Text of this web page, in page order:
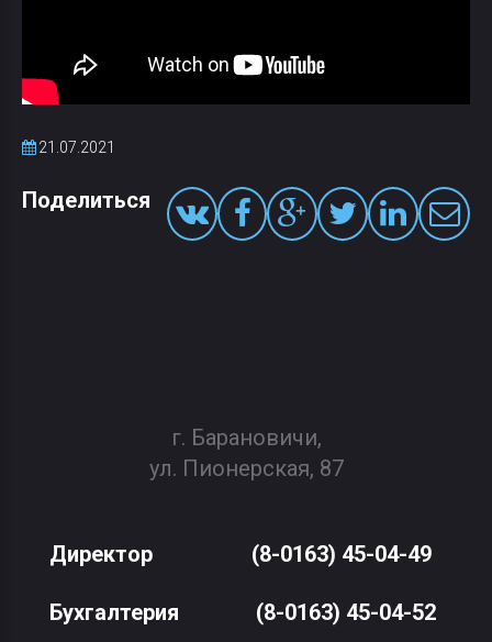
21.07.2021
Поделиться
г. Барановичи,
ул. Пионерская, 87
Директор (8-0163) 45-04-49
Бухгалтерия (8-0163) 45-04-52